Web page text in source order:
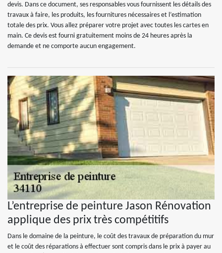
devis. Dans ce document, ses responsables vous fournissent les détails des
travaux à faire, les produits, les fournitures nécessaires et l’estimation
totale des prix. Vous allez préparer votre projet avec toutes les cartes en
main. Ce devis est fourni gratuitement moins de 24 heures après la
demande et ne comporte aucun engagement.
L’entreprise de peinture Jason Rénovation
applique des prix très compétitifs
Dans le domaine de la peinture, le coût des travaux de préparation du mur
et le coût des réparations à effectuer sont compris dans le prix à payer au